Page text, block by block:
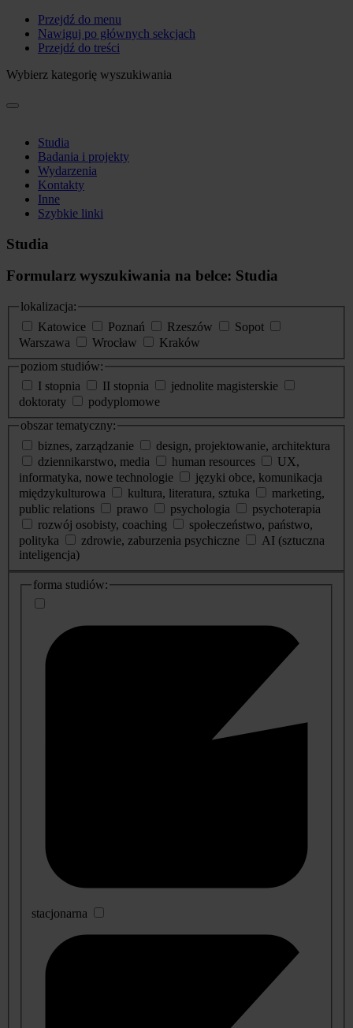
Przejdź do menu
Nawiguj po głównych sekcjach
Przejdź do treści
Wybierz kategorię wyszukiwania
Studia
Badania i projekty
Wydarzenia
Kontakty
Inne
Szybkie linki
Studia
Formularz wyszukiwania na belce: Studia
lokalizacja:
Katowice
Poznań Rzeszów
Sopot
Warszawa
Wrocław
Kraków
poziom studiów:
I stopnia
II stopnia
jednolite magisterskie
doktoraty
podyplomowe
obszar tematyczny:
biznes, zarządzanie
design, projektowanie, architektura
dziennikarstwo, media
human resources
UX,
informatyka, nowe technologie
języki obce, komunikacja
międzykulturowa
kultura, literatura, sztuka
marketing,
public relations
prawo psychologia
psychoterapia
rozwój osobisty, coaching
społeczeństwo, państwo,
polityka
zdrowie, zaburzenia psychiczne
AI (sztuczna
inteligencja)
dodatkowe
informacje
forma studiów:
stacjonarna